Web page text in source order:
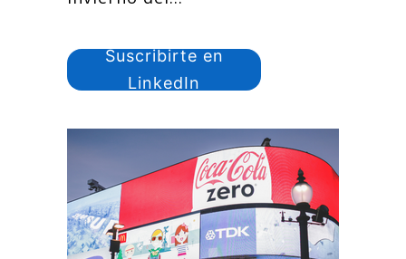
Suscribirte en
LinkedIn